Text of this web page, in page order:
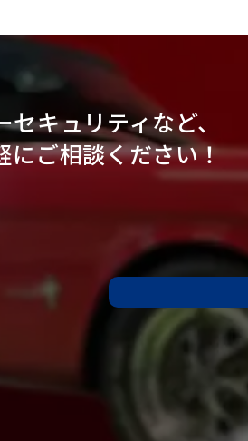
キュリティなど、
にご相談ください！